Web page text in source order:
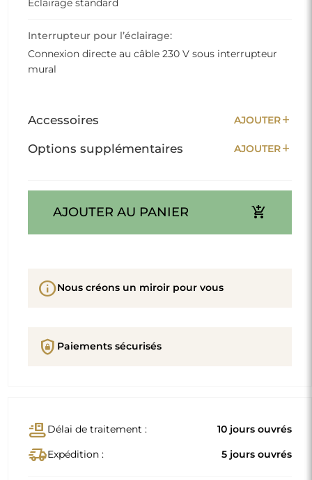
Interrupteur pour l’éclairage:
Connexion directe au câble 230 V sous interrupteur
mural
Accessoires AJOUTERadd
Options supplémentaires AJOUTERadd
AJOUTER AU PANIER add_shopping_cart
infoNous créons un miroir pour vous
shield_lock Paiements sécurisés
conveyor_beltDélai de traitement : 10 jours ouvrés
delivery_truck_speedExpédition : 5 jours ouvrés